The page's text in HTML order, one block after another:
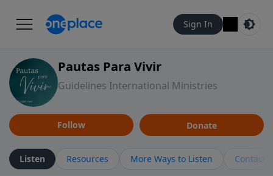
Sign In
Pautas Para Vivir
Guidelines International Ministries
Follow Donate
Listen Resources More Ways to Listen Contact